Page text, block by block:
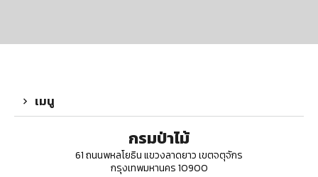
เมนู
กรมป่าไม้
61 ถนนพหลโยธิน แขวงลาดยาว เขตจตุจักร
กรุงเทพมหานคร 10900